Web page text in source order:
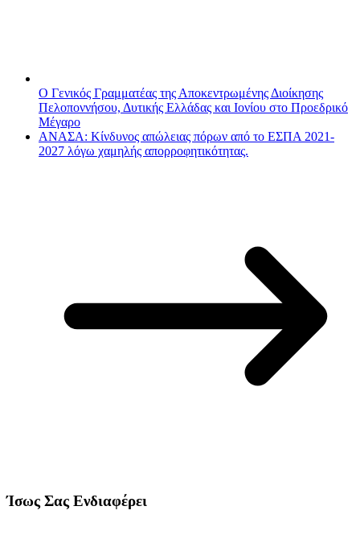
Ο Γενικός Γραμματέας της Αποκεντρωμένης Διοίκησης
Πελοποννήσου, Δυτικής Ελλάδας και Ιονίου στο Προεδρικό
Μέγαρο
ΑΝΑΣΑ: Κίνδυνος απώλειας πόρων από το ΕΣΠΑ 2021-
2027 λόγω χαμηλής απορροφητικότητας.
Ίσως Σας Ενδιαφέρει